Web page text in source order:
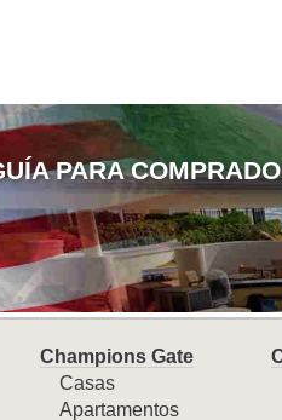
PARA
Champions Gate
Casas
Apartamentos